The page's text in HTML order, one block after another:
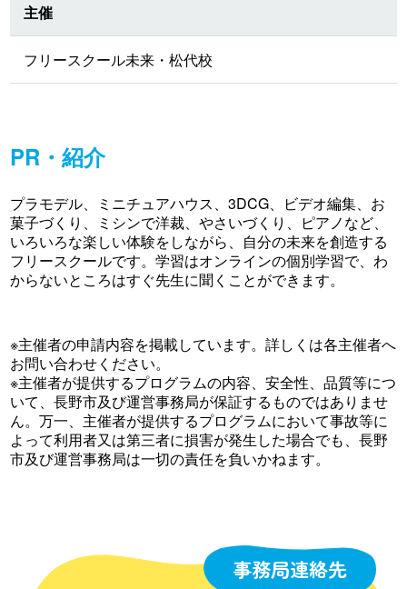
主催
フリースクール未来・松代校
PR・紹介
プラモデル、ミニチュアハウス、3DCG、ビデオ編集、お
菓子づくり、ミシンで洋裁、やさいづくり、ピアノなど、
いろいろな楽しい体験をしながら、自分の未来を創造する
フリースクールです。学習はオンラインの個別学習で、わ
からないところはすぐ先生に聞くことができます。
※主催者の申請内容を掲載しています。詳しくは各主催者へ
お問い合わせください。
※主催者が提供するプログラムの内容、安全性、品質等につ
いて、長野市及び運営事務局が保証するものではありませ
ん。万一、主催者が提供するプログラムにおいて事故等に
よって利用者又は第三者に損害が発生した場合でも、長野
市及び運営事務局は一切の責任を負いかねます。
事務局連絡先